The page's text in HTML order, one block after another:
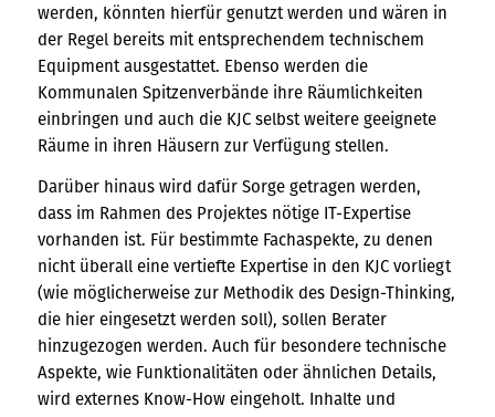
werden, könnten hierfür genutzt werden und wären in
der Regel bereits mit entsprechendem technischem
Equipment ausgestattet. Ebenso werden die
Kommunalen Spitzenverbände ihre Räumlichkeiten
einbringen und auch die KJC selbst weitere geeignete
Räume in ihren Häusern zur Verfügung stellen.
Darüber hinaus wird dafür Sorge getragen werden,
dass im Rahmen des Projektes nötige IT-Expertise
vorhanden ist. Für bestimmte Fachaspekte, zu denen
nicht überall eine vertiefte Expertise in den KJC vorliegt
(wie möglicherweise zur Methodik des Design-Thinking,
die hier eingesetzt werden soll), sollen Berater
hinzugezogen werden. Auch für besondere technische
Aspekte, wie Funktionalitäten oder ähnlichen Details,
wird externes Know-How eingeholt. Inhalte und